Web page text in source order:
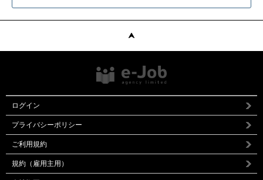
ログイン
プライバシーポリシー
ご利用規約
規約（雇用主用）